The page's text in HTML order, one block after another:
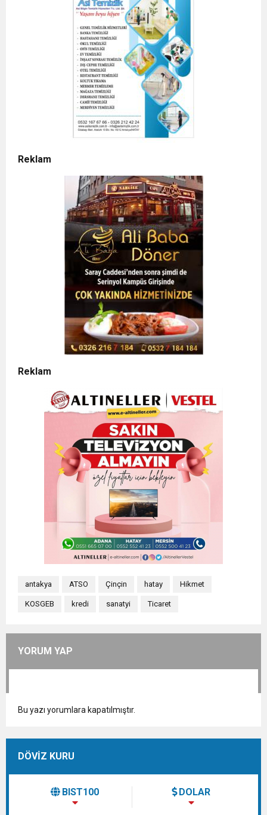
Reklam
Reklam
antakya ATSO Çinçin hatay Hikmet
KOSGEB kredi sanatyi Ticaret
YORUM YAP
Bu yazı yorumlara kapatılmıştır.
DÖVİZ KURU
BIST100 DOLAR